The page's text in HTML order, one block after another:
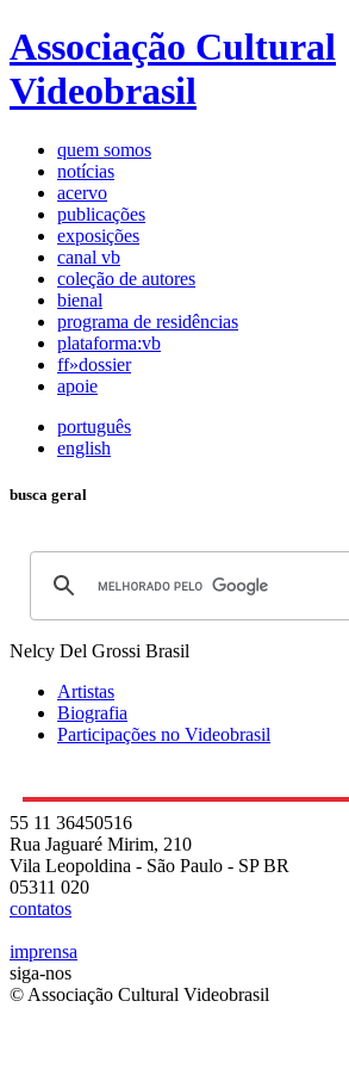
Associação Cultural
Videobrasil
quem somos
notícias
acervo
publicações
exposições
canal vb
coleção de autores
bienal
programa de residências
plataforma:vb
ff»dossier
apoie
português
english
busca geral
Nelcy Del Grossi Brasil
Artistas
Biografia
Participações no Videobrasil
55 11 36450516
Rua Jaguaré Mirim, 210
Vila Leopoldina - São Paulo - SP BR
05311 020
contatos
imprensa
siga-nos
© Associação Cultural Videobrasil